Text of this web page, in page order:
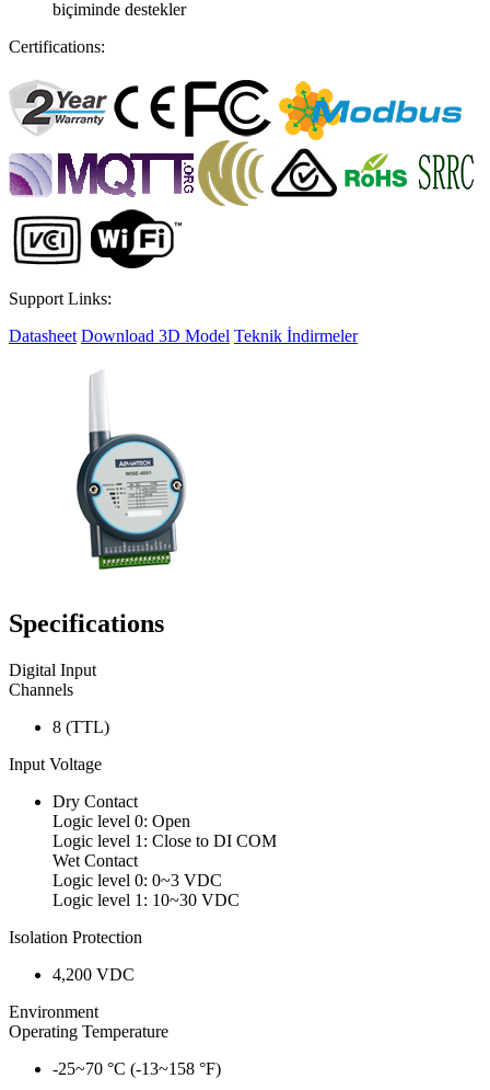
biçiminde destekler
Certifications:
Support Links:
Datasheet Download 3D Model Teknik İndirmeler
Specifications
Digital Input
Channels
8 (TTL)
Input Voltage
Dry Contact
Logic level 0: Open
Logic level 1: Close to DI COM
Wet Contact
Logic level 0: 0~3 VDC
Logic level 1: 10~30 VDC
Isolation Protection
4,200 VDC
Environment
Operating Temperature
-25~70 °C (-13~158 °F)